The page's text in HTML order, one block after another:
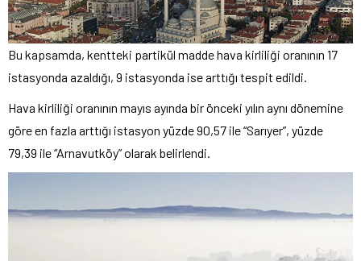
Bu kapsamda, kentteki partikül madde hava kirliliği oranının 17
istasyonda azaldığı, 9 istasyonda ise arttığı tespit edildi.
Hava kirliliği oranının mayıs ayında bir önceki yılın aynı dönemine
göre en fazla arttığı istasyon yüzde 90,57 ile “Sarıyer”, yüzde
79,39 ile “Arnavutköy” olarak belirlendi.